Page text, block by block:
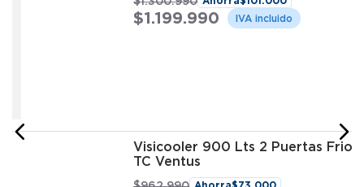
$1.199.990
Visicooler 900 Lts 2 Puertas Frio
TC Ventus